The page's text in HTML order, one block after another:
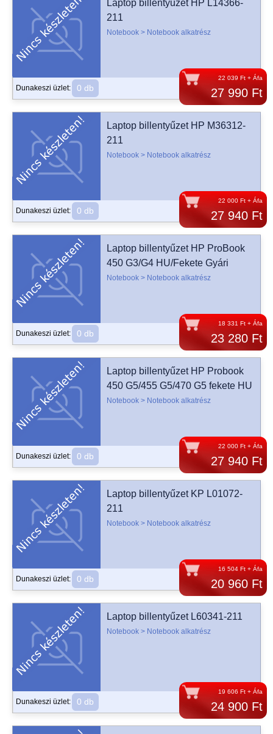
22 039 Ft + Áfa
27 990 Ft
Laptop billentyűzet HP L14366-
211
Notebook > Notebook alkatrész
Dunakeszi üzlet: 0 db
22 000 Ft + Áfa
27 940 Ft
Laptop billentyűzet HP M36312-
211
Notebook > Notebook alkatrész
Dunakeszi üzlet: 0 db
18 331 Ft + Áfa
23 280 Ft
Laptop billentyűzet HP ProBook
450 G3/G4 HU/Fekete Gyári
Notebook > Notebook alkatrész
Dunakeszi üzlet: 0 db
22 000 Ft + Áfa
27 940 Ft
Laptop billentyűzet HP Probook
450 G5/455 G5/470 G5 fekete HU
Notebook > Notebook alkatrész
Dunakeszi üzlet: 0 db
16 504 Ft + Áfa
20 960 Ft
Laptop billentyűzet KP L01072-
211
Notebook > Notebook alkatrész
Dunakeszi üzlet: 0 db
19 606 Ft + Áfa
24 900 Ft
Laptop billentyűzet L60341-211
Notebook > Notebook alkatrész
Dunakeszi üzlet: 0 db